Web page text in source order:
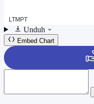
Unduh
Embed Chart